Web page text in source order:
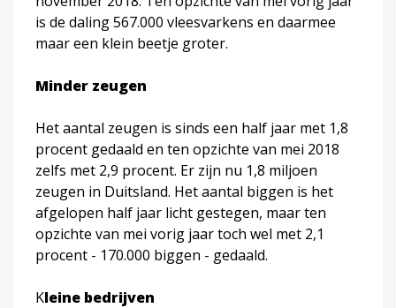
is de daling 567.000 vleesvarkens en daarmee
maar een klein beetje groter.
Minder zeugen
Het aantal zeugen is sinds een half jaar met 1,8
procent gedaald en ten opzichte van mei 2018
zelfs met 2,9 procent. Er zijn nu 1,8 miljoen
zeugen in Duitsland. Het aantal biggen is het
afgelopen half jaar licht gestegen, maar ten
opzichte van mei vorig jaar toch wel met 2,1
procent - 170.000 biggen - gedaald.
Kleine bedrijven